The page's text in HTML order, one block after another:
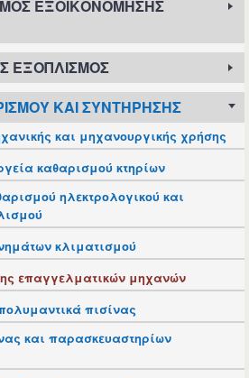
ΕΞΟΙΚΟΝΌΜΗΣΗΣ
ΕΞΟΠΛΙΣΜΌΣ
ΚΑΙ ΣΥΝΤΉΡΗΣΗΣ
και μηχανουργικής χρήσης
καθαρισμού κτηρίων
ηλεκτρολογικού και
κλιματισμού
επαγγελματικών μηχανών
πισίνας
και παρασκευαστηρίων